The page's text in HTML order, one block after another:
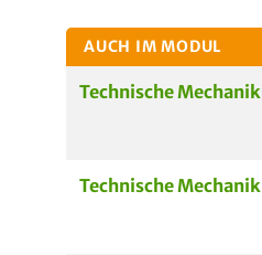
AUCH IM MODUL
Technische Mechanik
Technische Mechanik